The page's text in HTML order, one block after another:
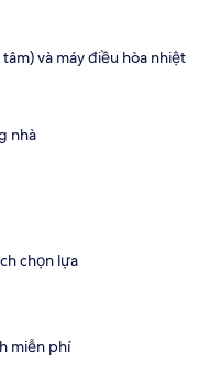
và máy điều hòa nhiệt
nhà
chọn lựa
miễn phí